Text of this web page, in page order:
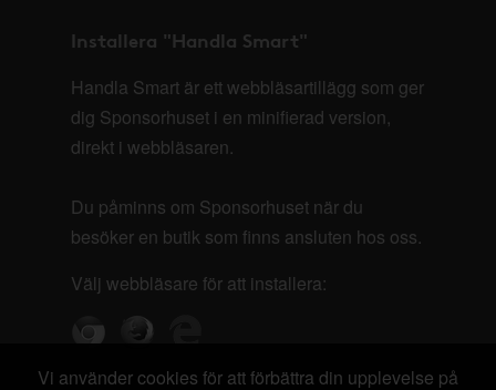
Installera "Handla Smart"
Handla Smart är ett webbläsartillägg som ger
dig Sponsorhuset i en minifierad version,
direkt i webbläsaren.
Du påminns om Sponsorhuset när du
besöker en butik som finns ansluten hos oss.
Välj webbläsare för att installera:
Vi använder cookies för att förbättra din upplevelse på